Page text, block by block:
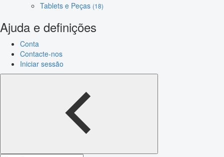
Tablets e Peças (18)
Ajuda e definições
Conta
Contacte-nos
Iniciar sessão